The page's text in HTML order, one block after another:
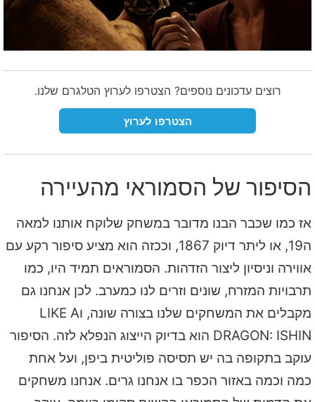
רוצים עדכונים נוספים? הצטרפו לערוץ הטלגרם שלנו.
הצטרפו לערוץ
הסיפור של הסמוראי מהעיירה
אז כמו שכבר הבנו מדובר במשחק שלוקח אותנו למאה
ה19, או ליתר דיוק 1867, וככזה הוא מציע סיפור רקע עם
אווירה וניסיון ליצור הזדהות. הסמוראים תמיד היו, כמו
תרבויות המזרח, שונים וזרים לנו כמערב. לכן אנחנו גם
מקבלים את המשחקים שלנו בצורה שונה, וLIKE A
DRAGON: ISHIN הוא בדיוק הייצוג הנפלא לזה. הסיפור
עוקב בתקופה בה יש תסיסה פוליטית ביפן, ועל אחת
כמה וכמה באזור הכפר בו אנחנו גרים. אנחנו משחקים